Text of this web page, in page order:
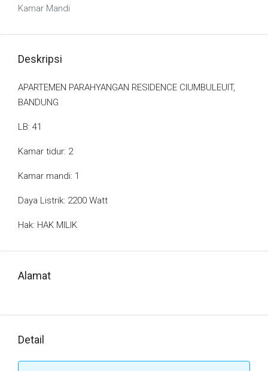
Kamar Mandi
Deskripsi
APARTEMEN PARAHYANGAN RESIDENCE CIUMBULEUIT,
BANDUNG
LB: 41
Kamar tidur: 2
Kamar mandi: 1
Daya Listrik: 2200 Watt
Hak: HAK MILIK
Alamat
Detail